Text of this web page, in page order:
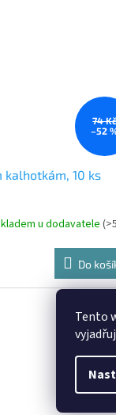
Tento
74
–52
kalhotkám, 10 ks
u dodavatele
Do